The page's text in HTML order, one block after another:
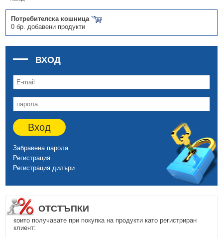
Потребителска кошница
0 бр. добавени продукти
ВХОД
Вход
Забравена парола
Регистрация
Регистрация дилъри
ОТСТЪПКИ
които получавате при покупка на продукти като регистриран
клиент: